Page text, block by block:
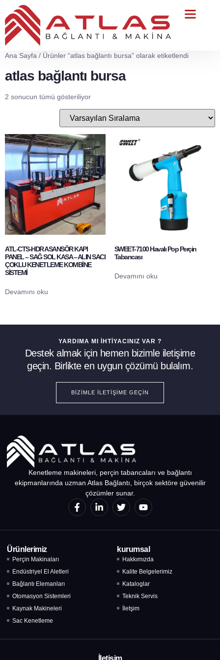
Ana Sayfa / Ürünler “atlas bağlantı bursa” olarak etiketlendi
atlas bağlantı bursa
2 sonucun tümü gösteriliyor
ATL-CTS-HDR ASANSÖR KAPI
PANEL – SAĞ SOL KASA – ALIN SACI
ÇOKLU KENETLEME KOMBİNE
SİSTEMİ
Devamını oku
SWEET-7100 Havalı Pop Perçin
Tabancası
Devamını oku
YARDIMA MI İHTIYACINIZ VAR ?
Destek almak için hemen bizimle iletişime
geçin. Birlikte en uygun çözümü bulalım.
BIZIMLE İLETIŞIME GEÇIN
Kenetleme makineleri, perçin tabancaları ve bağlantı
ekipmanlarında uzman Atlas Bağlantı, birçok sektöre güvenilir
çözümler sunar.
Ürünlerimiz
Perçin Makinaları
Endüstriyel El Aletleri
Bağlantı Elemanları
Otomasyon Sistemleri
Kaynak Makineleri
Sac Kenetleme
kurumsal
Hakkımızda
Kalite Belgelerimiz
Kataloglar
Teknik Servis
İletşim
İletişim